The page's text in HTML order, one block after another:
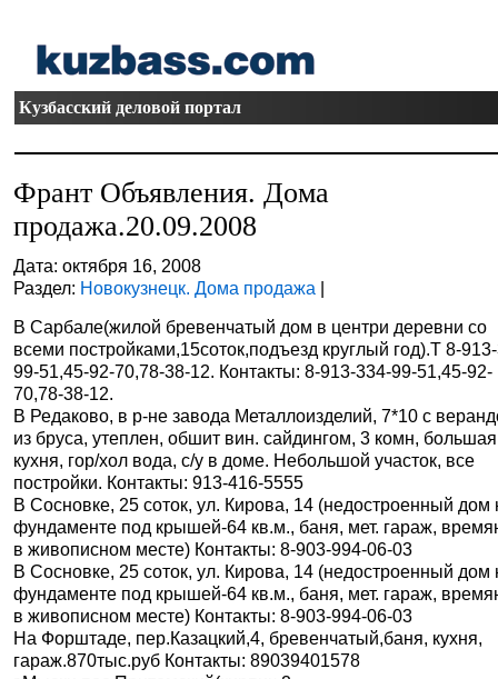
Кузбасский деловой портал
Франт Объявления. Дома
продажа.20.09.2008
Дата: октября 16, 2008
Раздел: Новокузнецк. Дома продажа |
В Сарбале(жилой бревенчатый дом в центри деревни со
всеми постройками,15соток,подъезд круглый год).Т 8-
99-51,45-92-70,78-38-12. Контакты: 8-913-334-99-51,45-92-
70,78-38-12.
В Редаково, в р-не завода Металлоизделий, 7*10 с
из бруса, утеплен, обшит вин. сайдингом, 3 комн, большая
кухня, гор/хол вода, с/у в доме. Небольшой участок, все
постройки. Контакты: 913-416-5555
В Сосновке, 25 соток, ул. Кирова, 14 (недостроенный дом
фундаменте под крышей-64 кв.м., баня, мет. гараж,
в живописном месте) Контакты: 8-903-994-06-03
В Сосновке, 25 соток, ул. Кирова, 14 (недостроенный дом
фундаменте под крышей-64 кв.м., баня, мет. гараж,
в живописном месте) Контакты: 8-903-994-06-03
На Форштаде, пер.Казацкий,4, бревенчатый,баня, кухня,
гараж.870тыс.руб Контакты: 89039401578